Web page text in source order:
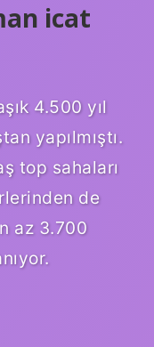
icat
4.500 yıl
yapılmıştı.
top sahaları
de
az 3.700